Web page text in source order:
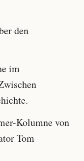
den
im
Kolumne von
Tom